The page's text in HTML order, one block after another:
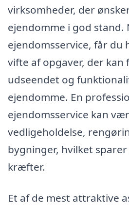
virksomheder, der
ejendomme i god
ejendomsservice, får du
vifte af opgaver, der kan
udseendet og
ejendomme. En
ejendomsservice kan
vedligeholdelse,
bygninger, hvilket
kræfter.
Et af de mest attraktive